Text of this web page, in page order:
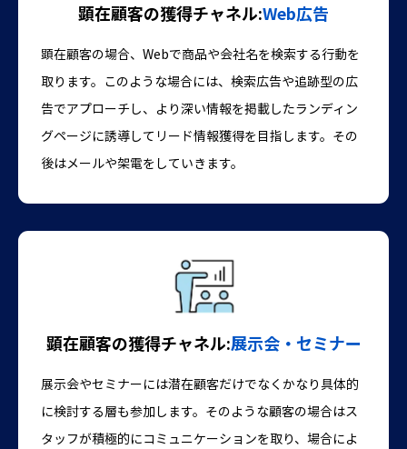
顕在顧客の獲得チャネル:Web広告
顕在顧客の場合、Webで商品や会社名を検索する行動を
取ります。このような場合には、検索広告や追跡型の広
告でアプローチし、より深い情報を掲載したランディン
グページに誘導してリード情報獲得を目指します。その
後はメールや架電をしていきます。
顕在顧客の獲得チャネル:展示会・セミナー
展示会やセミナーには潜在顧客だけでなくかなり具体的
に検討する層も参加します。そのような顧客の場合はス
タッフが積極的にコミュニケーションを取り、場合によ